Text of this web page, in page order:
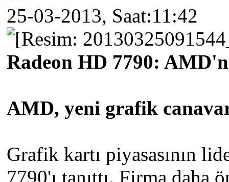
25-03-2013, Saat:11:42
Radeon HD 7790:
AMD, yeni grafik
Grafik kartı piyasasının
7790'ı tanıttı. Firma